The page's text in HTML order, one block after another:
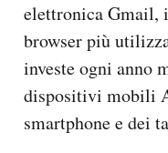
elettronica Gmail,
browser più
investe ogni anno
dispositivi mobili
smartphone e dei